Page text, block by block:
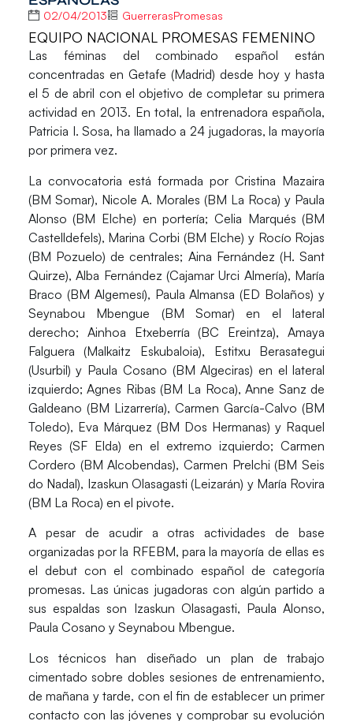
02/04/2013 GuerrerasPromesas
EQUIPO NACIONAL PROMESAS FEMENINO
Las féminas del combinado español están
concentradas en Getafe (Madrid) desde hoy y hasta
el 5 de abril con el objetivo de completar su primera
actividad en 2013. En total, la entrenadora española,
Patricia I. Sosa, ha llamado a 24 jugadoras, la mayoría
por primera vez.
La convocatoria está formada porCristina Mazaira
(BM Somar), Nicole A. Morales (BM La Roca) y Paula
Alonso (BM Elche) en portería; Celia Marqués (BM
Castelldefels), Marina Corbi (BM Elche) y Rocío Rojas
(BM Pozuelo) de centrales; Aina Fernández (H. Sant
Quirze),Alba Fernández (Cajamar Urci Almería), María
Braco (BM Algemesí), Paula Almansa (ED Bolaños) y
Seynabou Mbengue (BM Somar) en el lateral
derecho; Ainhoa Etxeberría (BC Ereintza),Amaya
Falguera (Malkaitz Eskubaloia), Estitxu Berasategui
(Usurbil) y Paula Cosano (BM Algeciras) en el lateral
izquierdo;Agnes Ribas (BM La Roca),Anne Sanz de
Galdeano (BM Lizarrería),Carmen García-Calvo (BM
Toledo), Eva Márquez (BM Dos Hermanas) y Raquel
Reyes (SF Elda) en el extremo izquierdo;Carmen
Cordero (BM Alcobendas), Carmen Prelchi(BM Seis
do Nadal), Izaskun Olasagasti (Leizarán) y María Rovira
(BM La Roca) en el pivote.
A pesar de acudir a otras actividades de base
organizadas por la RFEBM, para la mayoría de ellas es
el debut con el combinado español de categoría
promesas. Las únicas jugadoras con algún partido a
sus espaldas son Izaskun Olasagasti, Paula Alonso,
Paula Cosano y Seynabou Mbengue.
Los técnicos han diseñado un plan de trabajo
cimentado sobre dobles sesiones de entrenamiento,
de mañana y tarde, con el fin de establecer un primer
contacto con las jóvenes y comprobar su evolución